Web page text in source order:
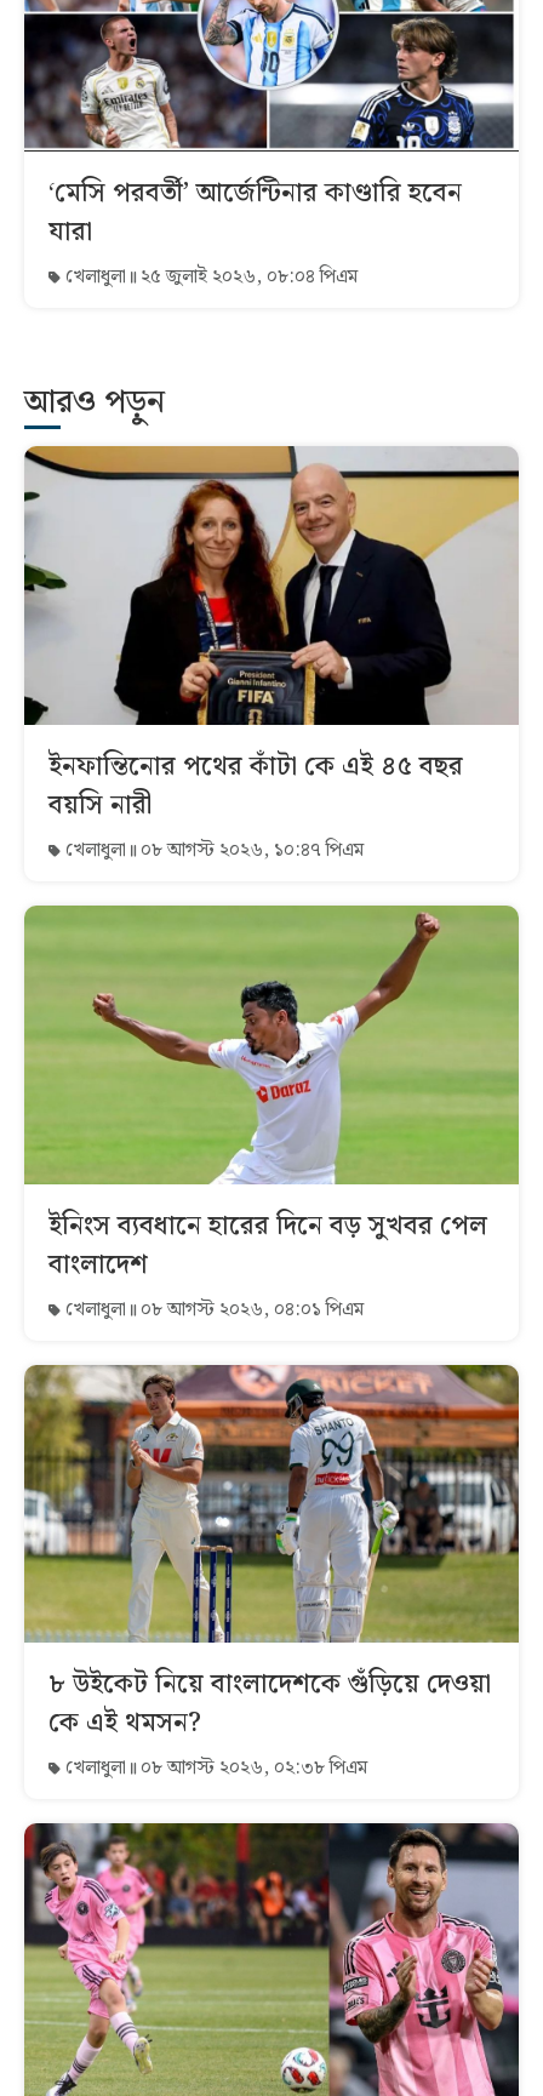
‘মেসি পরবর্তী’ আর্জেন্টিনার কাণ্ডারি হবেন
যারা
খেলাধুলা ২৫ জুলাই ২০২৬, ০৮:০৪ পিএম
আরও পড়ুন
ইনফান্তিনোর পথের কাঁটা কে এই ৪৫ বছর
বয়সি নারী
খেলাধুলা ০৮ আগস্ট ২০২৬, ১০:৪৭ পিএম
ইনিংস ব্যবধানে হারের দিনে বড় সুখবর পেল
বাংলাদেশ
খেলাধুলা ০৮ আগস্ট ২০২৬, ০৪:০১ পিএম
৮ উইকেট নিয়ে বাংলাদেশকে গুঁড়িয়ে দেওয়া
কে এই থমসন?
খেলাধুলা ০৮ আগস্ট ২০২৬, ০২:৩৮ পিএম